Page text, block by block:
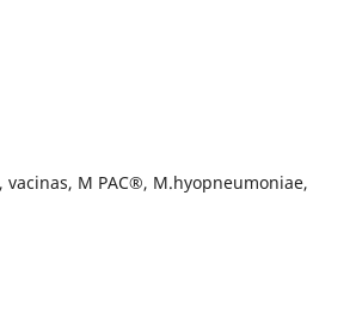
vacinas, M PAC®, M.hyopneumoniae,